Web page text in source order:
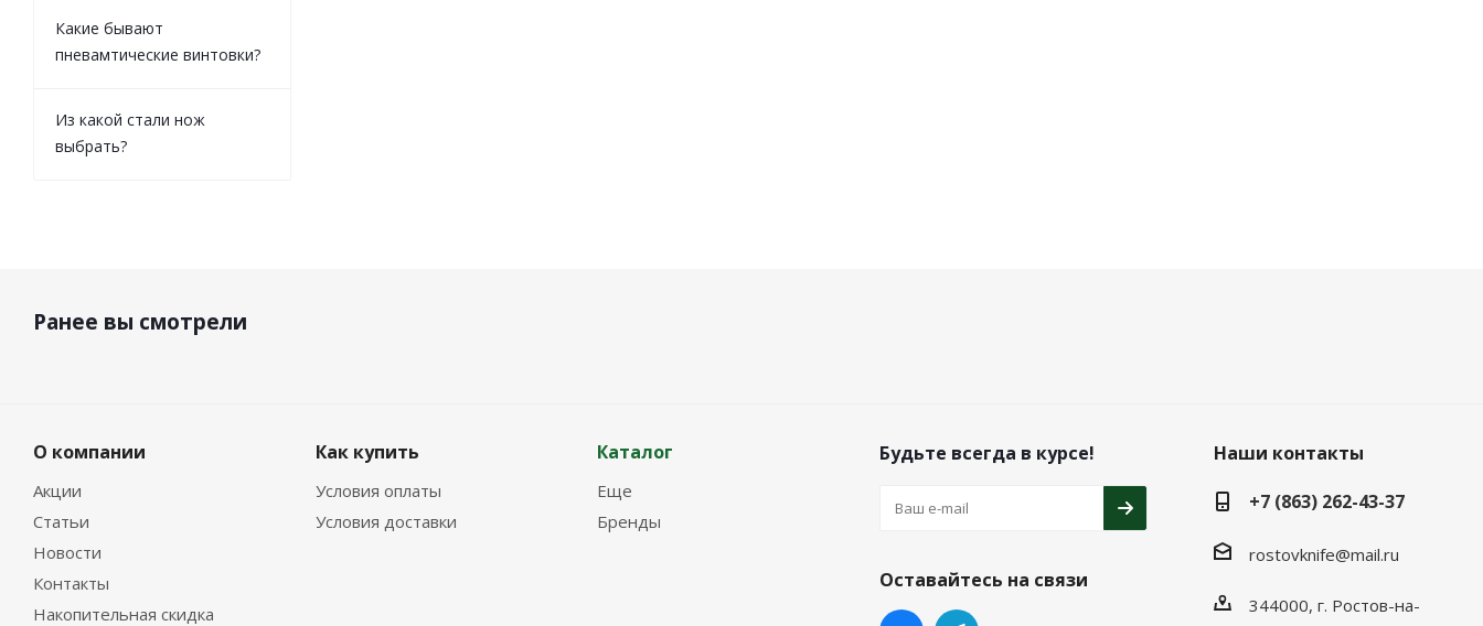
Какие бывают
пневамтические винтовки?
Из какой стали нож
выбрать?
Ранее вы смотрели
О компании
Акции
Статьи
Новости
Контакты
Накопительная скидка
Как купить
Условия оплаты
Условия доставки
Каталог
Еще
Бренды
Будьте всегда в курсе!
Оставайтесь на связи
Наши контакты
+7 (863) 262-43-37
rostovknife@mail.ru
344000, г. Ростов-на-